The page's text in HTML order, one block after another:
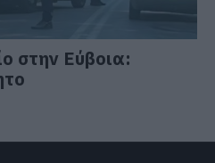
στην Εύβοια: